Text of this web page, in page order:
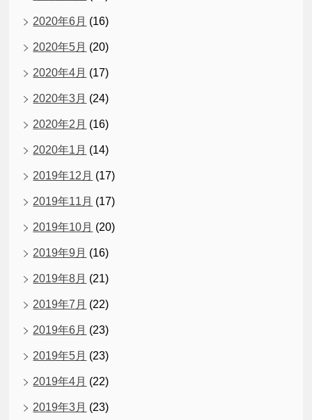
2020年6月 (16)
2020年5月 (20)
2020年4月 (17)
2020年3月 (24)
2020年2月 (16)
2020年1月 (14)
2019年12月 (17)
2019年11月 (17)
2019年10月 (20)
2019年9月 (16)
2019年8月 (21)
2019年7月 (22)
2019年6月 (23)
2019年5月 (23)
2019年4月 (22)
2019年3月 (23)